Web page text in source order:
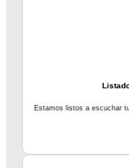
Estamos listos a escuchar